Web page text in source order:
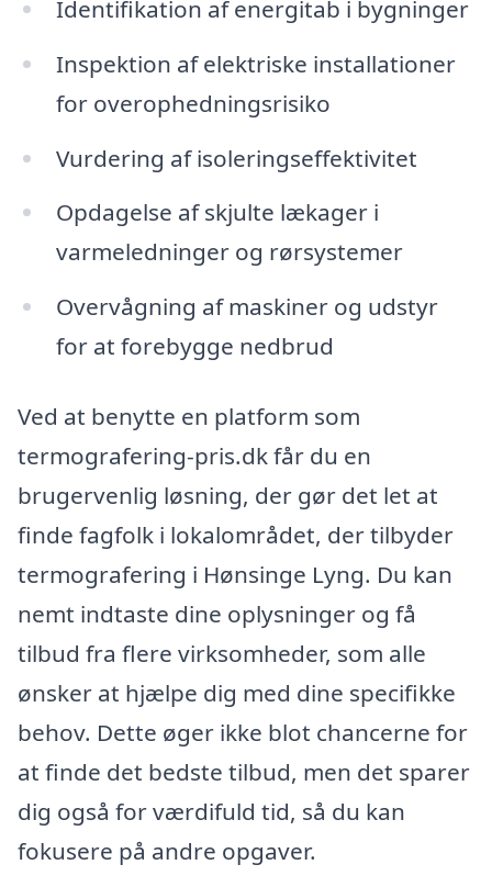
Identifikation af energitab i bygninger
Inspektion af elektriske installationer
for overophedningsrisiko
Vurdering af isoleringseffektivitet
Opdagelse af skjulte lækager i
varmeledninger og rørsystemer
Overvågning af maskiner og udstyr
for at forebygge nedbrud
Ved at benytte en platform som
termografering-pris.dk får du en
brugervenlig løsning, der gør det let at
finde fagfolk i lokalområdet, der tilbyder
termografering i Hønsinge Lyng. Du kan
nemt indtaste dine oplysninger og få
tilbud fra flere virksomheder, som alle
ønsker at hjælpe dig med dine specifikke
behov. Dette øger ikke blot chancerne for
at finde det bedste tilbud, men det sparer
dig også for værdifuld tid, så du kan
fokusere på andre opgaver.